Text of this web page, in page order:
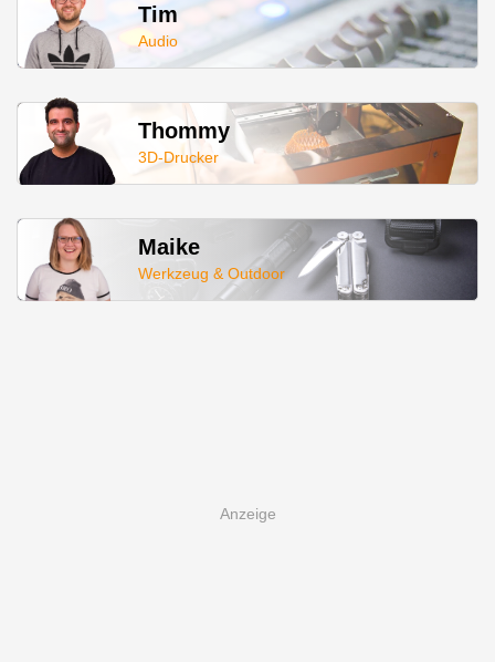
Tim
Audio
Thommy
3D-Drucker
Maike
Werkzeug & Outdoor